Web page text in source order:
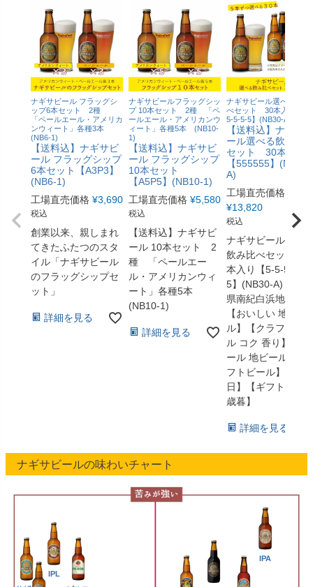
ナギサビール フラッグシ
ップ6本セット 2種
「ペールエール・アメリカ
ンウィート」各種3本
(NB6-1)
【送料込】ナギサビ
ール フラッグシップ
6本セット【A3P3】
(NB6-1)
工場直売価格 ¥3,690
税込
創業以来、親しまれ
てきたふたつのスタ
イル「ナギサビール
のフラッグシップセ
ット」
詳細を見る
ナギサビールフラッグシッ
プ 10本セット 2種 「ペ
ールエール・アメリカンウ
ィート」各種5本 (NB10-
1)
【送料込】ナギサビ
ール フラッグシップ
10本セット
【A5P5】(NB10-1)
工場直売価格 ¥5,580
税込
【送料込】ナギサビ
ール 10本セット 2
種 「ペールエー
ル・アメリカンウィ
ート」各種5本
(NB10-1)
詳細を見る
ナギサビール選べる飲み
べセット 30本入り【5-
5-5-5-5】(NB30-A)
【送料込】ナギサ
ール選べる飲み比
セット 30本入り
【555555】(NB30-
A)
工場直売価格
¥13,820
税込
ナギサビール選べ
飲み比べセット
本入り【5-5-5-5-5-
5】(NB30-A) 和歌
県南紀白浜地ビー
【おいしい 地ビー
ル】【クラフトビ
ル コク 香り】【ビ
ール 地ビール クラ
フトビール】【父
日】【ギフト】【
歳暮】
詳細を見る
ナギサビールの味わいチャート
IPA
IPL